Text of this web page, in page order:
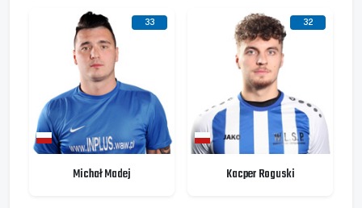
33
Michał Madej
32
Kacper Roguski